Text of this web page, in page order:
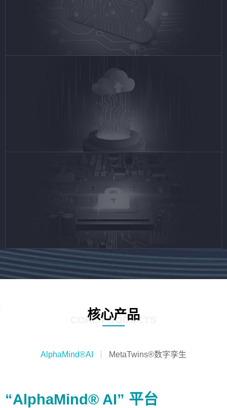
核心产品
CORE PRODUCTS
AlphaMind®AI MetaTwins®数字孪生
“AlphaMind® AI” 平台